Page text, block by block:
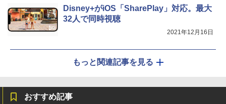
Disney+がiOS「SharePlay」対応。最大
32人で同時視聴
2021年12月16日
もっと関連記事を見る
おすすめ記事